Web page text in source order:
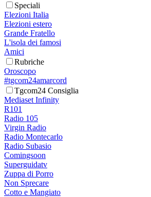
Speciali
Elezioni Italia
Elezioni estero
Grande Fratello
L'isola dei famosi
Amici
Rubriche
Oroscopo
#tgcom24amarcord
Tgcom24 Consiglia
Mediaset Infinity
R101
Radio 105
Virgin Radio
Radio Montecarlo
Radio Subasio
Comingsoon
Superguidatv
Zuppa di Porro
Non Sprecare
Cotto e Mangiato